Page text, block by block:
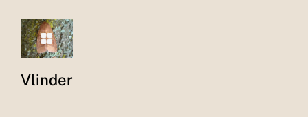
Vlinder